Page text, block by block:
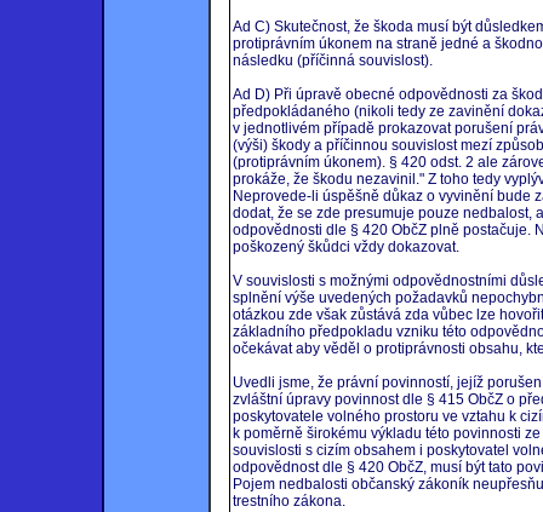
Ad C) Skutečnost, že škoda musí být
protiprávním úkonem na straně jedné a
následku (příčinná souvislost).
Ad D) Při úpravě obecné odpovědnosti za
předpokládaného (nikoli tedy ze zavinění
v jednotlivém případě prokazovat porušení
(výši) škody a příčinnou souvislost mezí
(protiprávním úkonem). § 420 odst. 2 ale
prokáže, že škodu nezavinil." Z toho tedy
Neprovede-li úspěšně důkaz o vyvinění bude
dodat, že se zde presumuje pouze nedbalost,
odpovědnosti dle § 420 ObčZ plně postačuje.
poškozený škůdci vždy dokazovat.
V souvislosti s možnými odpovědnostními
splnění výše uvedených požadavků
otázkou zde však zůstává zda vůbec lze
základního předpokladu vzniku této
očekávat aby věděl o protiprávnosti obsahu,
Uvedli jsme, že právní povinností, jejíž
zvláštní úpravy povinnost dle § 415 ObčZ o
poskytovatele volného prostoru ve vztahu k
k poměrně širokému výkladu této povinnosti
souvislosti s cizím obsahem i poskytovatel
odpovědnost dle § 420 ObčZ, musí být tato
Pojem nedbalosti občanský zákoník
trestního zákona.